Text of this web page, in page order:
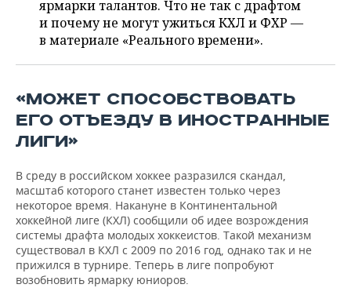
ВОДНЫЕ ВИДЫ СПОРТА
ХОККЕЙ С МЯЧОМ
ОБРАЗОВАНИЕ
ПРОИСШЕСТВИЯ
ярмарки талантов. Что не так с драфтом
и почему не могут ужиться КХЛ и ФХР —
в материале «Реального времени».
«МОЖЕТ СПОСОБСТВОВАТЬ
ЕГО ОТЪЕЗДУ В ИНОСТРАННЫЕ
ЛИГИ»
В среду в российском хоккее разразился скандал,
масштаб которого станет известен только через
некоторое время. Накануне в Континентальной
хоккейной лиге (КХЛ) сообщили об идее возрождения
системы драфта молодых хоккеистов. Такой механизм
существовал в КХЛ с 2009 по 2016 год, однако так и не
прижился в турнире. Теперь в лиге попробуют
возобновить ярмарку юниоров.